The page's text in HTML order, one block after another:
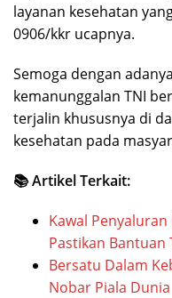
layanan kesehatan
0906/kkr ucapnya.
Semoga dengan
kemanunggalan TNI
terjalin khususnya di
kesehatan pada
📚 Artikel Terkait:
Kawal
Pastikan Bantuan
Bersatu Dalam
Nobar Piala Dunia